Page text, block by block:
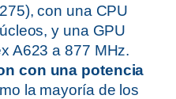
con una CPU
y una GPU
A623 a 877 MHz.
con una potencia
la mayoría de los